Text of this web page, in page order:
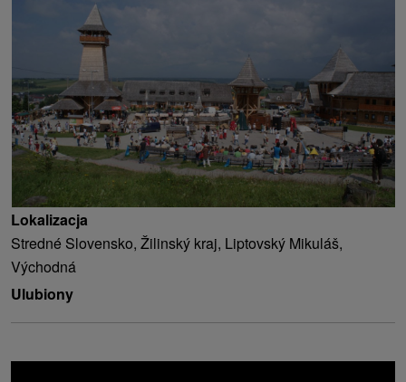
Lokalizacja
Stredné Slovensko, Žilinský kraj, Liptovský Mikuláš,
Východná
Ulubiony